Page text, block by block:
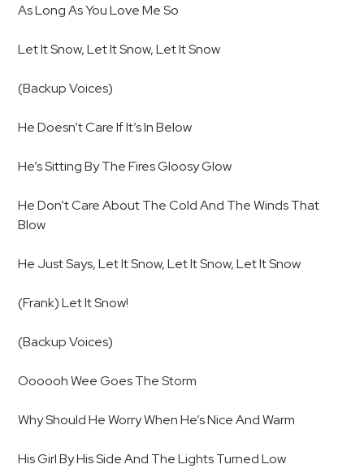
As Long As You Love Me So
Let It Snow, Let It Snow, Let It Snow
(Backup Voices)
He Doesn’t Care If It’s In Below
He’s Sitting By The Fires Gloosy Glow
He Don’t Care About The Cold And The Winds That
Blow
He Just Says, Let It Snow, Let It Snow, Let It Snow
(Frank) Let It Snow!
(Backup Voices)
Oooooh Wee Goes The Storm
Why Should He Worry When He’s Nice And Warm
His Girl By His Side And The Lights Turned Low